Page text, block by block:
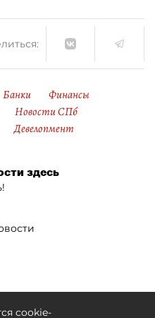
Банки
Финансы
Новости СПб
Девелопмент
здесь
cookie-